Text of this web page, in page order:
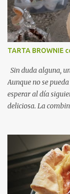
jamón, el queso y
seguro.
INGREDIENTES
grs de jamón
TARTA BROWNIE
Sin duda alguna,
Aunque no se
esperar al día
deliciosa. La
INGREDIENTES
negro · 125 grs
huevos L · 75 grs
· Una pizca de
nata líquida para